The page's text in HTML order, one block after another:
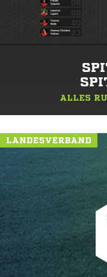
ALLES
LANDESVERBAND